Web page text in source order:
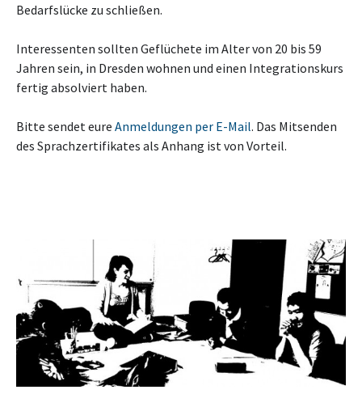
Bedarfslücke zu schließen.
Interessenten sollten Geflüchete im Alter von 20 bis 59
Jahren sein, in Dresden wohnen und einen Integrationskurs
fertig absolviert haben.
Bitte sendet eure Anmeldungen per E-Mail. Das Mitsenden
des Sprachzertifikates als Anhang ist von Vorteil.